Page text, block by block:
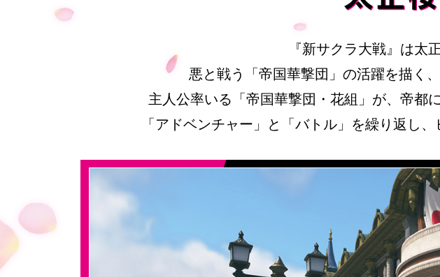
『新サクラ大戦』は太
悪と戦う「帝国華撃団」の活躍を描く、
主人公率いる「帝国華撃団・花組」が、 帝都
「アドベンチャー」と「バトル」を繰り返し、